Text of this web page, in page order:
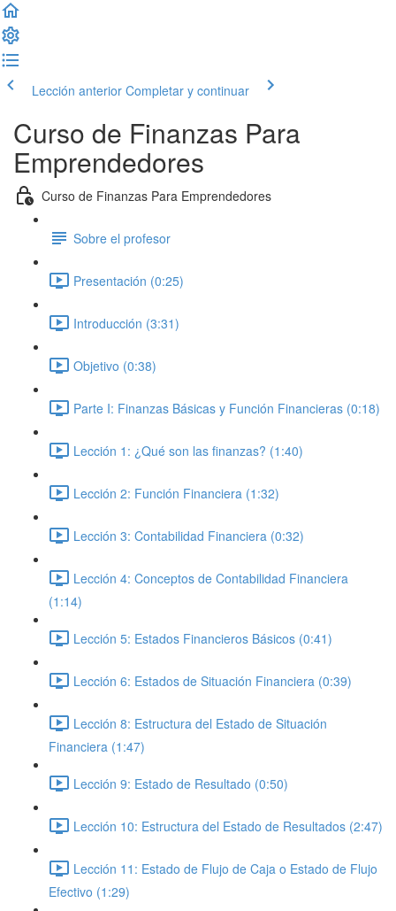
Lección anterior Completar y continuar
Curso de Finanzas Para
Emprendedores
Curso de Finanzas Para Emprendedores
Sobre el profesor
Presentación (0:25)
Introducción (3:31)
Objetivo (0:38)
Parte I: Finanzas Básicas y Función Financieras (0:18)
Lección 1: ¿Qué son las finanzas? (1:40)
Lección 2: Función Financiera (1:32)
Lección 3: Contabilidad Financiera (0:32)
Lección 4: Conceptos de Contabilidad Financiera
(1:14)
Lección 5: Estados Financieros Básicos (0:41)
Lección 6: Estados de Situación Financiera (0:39)
Lección 8: Estructura del Estado de Situación
Financiera (1:47)
Lección 9: Estado de Resultado (0:50)
Lección 10: Estructura del Estado de Resultados (2:47)
Lección 11: Estado de Flujo de Caja o Estado de Flujo
Efectivo (1:29)